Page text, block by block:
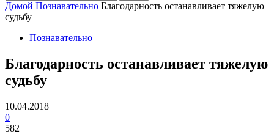
Домой Познавательно Благодарность останавливает тяжелую
судьбу
Познавательно
Благодарность останавливает тяжелую
судьбу
10.04.2018
0
582